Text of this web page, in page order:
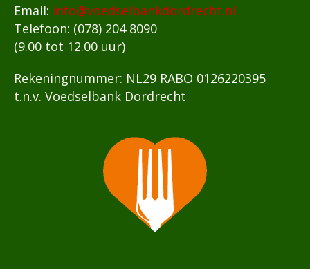
Email: info@voedselbankdordrecht.nl
Telefoon: (078) 204 8090
(9.00 tot 12.00 uur)
Rekeningnummer: NL29 RABO 0126220395
t.n.v. Voedselbank Dordrecht